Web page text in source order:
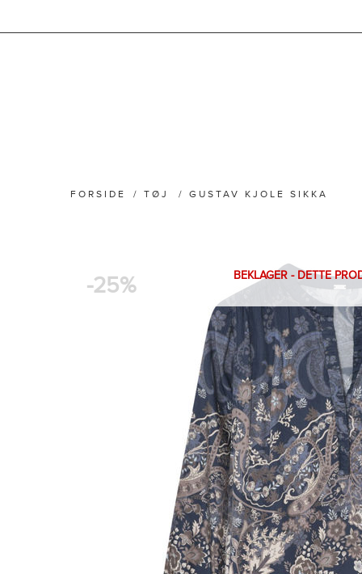
FORSIDE / TØJ / GUSTAV KJOLE SIKKA
-25% BEKLAGER - DETTE